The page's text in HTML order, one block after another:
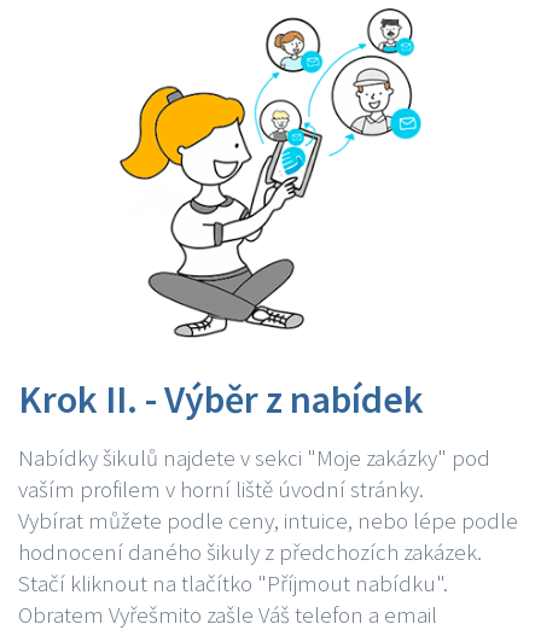
Krok II. - Výběr z nabídek
Nabídky šikulů najdete v sekci "Moje zakázky" pod
vaším profilem v horní liště úvodní stránky.
Vybírat můžete podle ceny, intuice, nebo lépe podle
hodnocení daného šikuly z předchozích zakázek.
Stačí kliknout na tlačítko "Příjmout nabídku".
Obratem Vyřešmito zašle Váš telefon a email